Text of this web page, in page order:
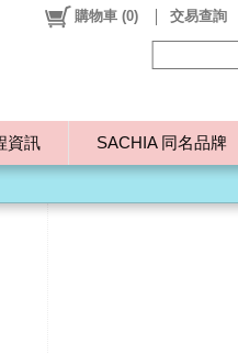
資訊 SACHIA 同名品牌
購物車 (0) 交易查詢